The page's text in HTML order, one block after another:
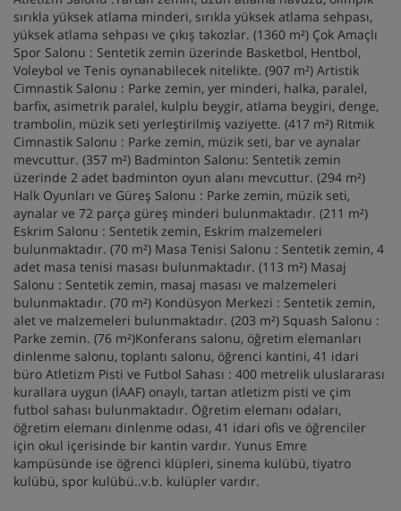
sırıkla yüksek atlama minderi, sırıkla yüksek atlama sehpası,
yüksek atlama sehpası ve çıkış takozlar. (1360 m²) Çok Amaçlı
Spor Salonu : Sentetik zemin üzerinde Basketbol, Hentbol,
Voleybol ve Tenis oynanabilecek nitelikte. (907 m²) Artistik
Cimnastik Salonu : Parke zemin, yer minderi, halka, paralel,
barfix, asimetrik paralel, kulplu beygir, atlama beygiri, denge,
trambolin, müzik seti yerleştirilmiş vaziyette. (417 m²) Ritmik
Cimnastik Salonu : Parke zemin, müzik seti, bar ve aynalar
mevcuttur. (357 m²) Badminton Salonu: Sentetik zemin
üzerinde 2 adet badminton oyun alanı mevcuttur. (294 m²)
Halk Oyunları ve Güreş Salonu : Parke zemin, müzik seti,
aynalar ve 72 parça güreş minderi bulunmaktadır. (211 m²)
Eskrim Salonu : Sentetik zemin, Eskrim malzemeleri
bulunmaktadır. (70 m²) Masa Tenisi Salonu : Sentetik zemin, 4
adet masa tenisi masası bulunmaktadır. (113 m²) Masaj
Salonu : Sentetik zemin, masaj masası ve malzemeleri
bulunmaktadır. (70 m²) Kondüsyon Merkezi : Sentetik zemin,
alet ve malzemeleri bulunmaktadır. (203 m²) Squash Salonu :
Parke zemin. (76 m²)Konferans salonu, öğretim elemanları
dinlenme salonu, toplantı salonu, öğrenci kantini, 41 idari
büro Atletizm Pisti ve Futbol Sahası : 400 metrelik uluslararası
kurallara uygun (İAAF) onaylı, tartan atletizm pisti ve çim
futbol sahası bulunmaktadır. Öğretim elemanı odaları,
öğretim elemanı dinlenme odası, 41 idari ofis ve öğrenciler
için okul içerisinde bir kantin vardır. Yunus Emre
kampüsünde ise öğrenci klüpleri, sinema kulübü, tiyatro
kulübü, spor kulübü..v.b. kulüpler vardır.